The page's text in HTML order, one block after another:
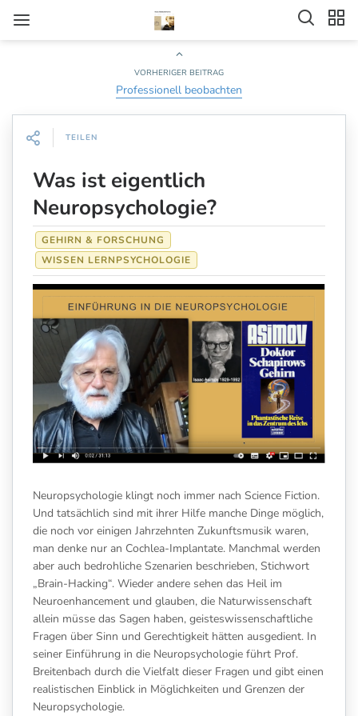
VORHERIGER BEITRAG
Professionell beobachten
TEILEN
Was ist eigentlich
Neuropsychologie?
GEHIRN & FORSCHUNG
WISSEN LERNPSYCHOLOGIE
Neuropsychologie klingt noch immer nach Science Fiction.
Und tatsächlich sind mit ihrer Hilfe manche Dinge möglich,
die noch vor einigen Jahrzehnten Zukunftsmusik waren,
man denke nur an Cochlea-Implantate. Manchmal werden
aber auch bedrohliche Szenarien beschrieben, Stichwort
„Brain-Hacking“. Wieder andere sehen das Heil im
Neuroenhancement und glauben, die Naturwissenschaft
allein müsse das Sagen haben, geisteswissenschaftliche
Fragen über Sinn und Gerechtigkeit hätten ausgedient. In
seiner Einführung in die Neuropsychologie führt Prof.
Breitenbach durch die Vielfalt dieser Fragen und gibt einen
realistischen Einblick in Möglichkeiten und Grenzen der
Neuropsychologie.